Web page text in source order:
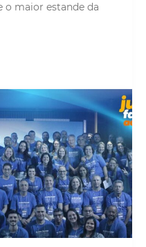
o maior estande da